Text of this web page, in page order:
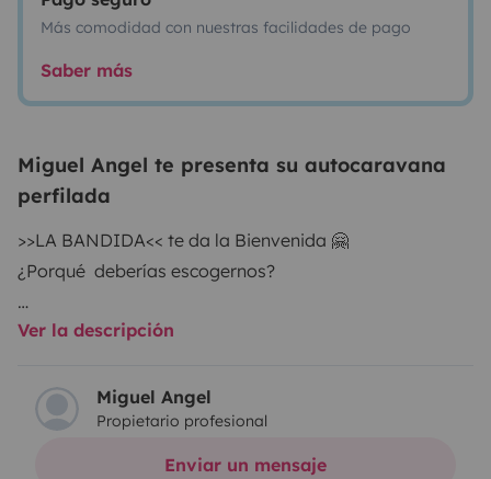
Más comodidad con nuestras facilidades de pago
Saber más
Miguel Angel te presenta su autocaravana
perfilada
>>LA BANDIDA<< te da la Bienvenida 🤗
¿Porqué deberías escogernos?
Si buscas un lugar limpio, armonioso, cuidado con
detalle para que tu estadía sea de lo mejor, >> La
Bandida << es tu mejor opción, somos una familia que
abrimos las puertas de nuestra autocaravana para
Ver la descripción
Miguel Angel
Propietario profesional
Enviar un mensaje